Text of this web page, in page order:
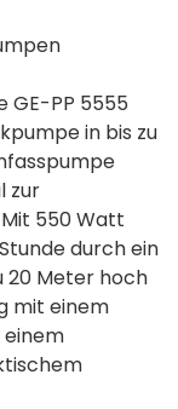
PP 5555
in bis zu
zur
550 Watt
durch ein
20 Meter hoch
mit einem